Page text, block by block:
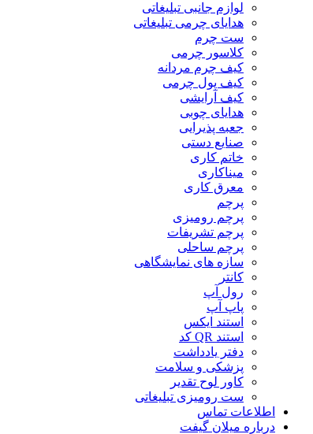
لوازم جانبی تبلیغاتی
هدایای چرمی تبلیغاتی
ست چرم
کلاسور چرمی
کیف چرم مردانه
کیف پول چرمی
کیف آرایشی
هدایای چوبی
جعبه پذیرایی
صنایع دستی
خاتم کاری
میناکاری
معرق کاری
پرچم
پرچم رومیزی
پرچم تشریفات
پرچم ساحلی
سازه های نمایشگاهی
کانتر
رول آپ
پاپ آپ
استند ایکس
استند QR کد
دفتر یادداشت
پزشکی و سلامت
کاور لوح تقدیر
ست رومیزی تبلیغاتی
اطلاعات تماس
درباره میلان گیفت